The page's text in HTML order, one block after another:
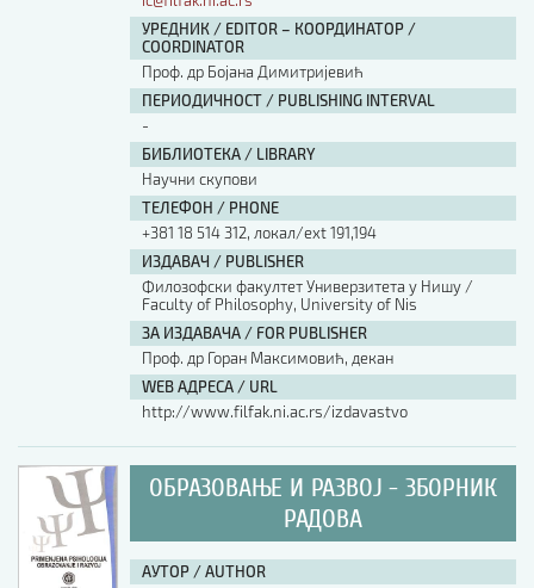
УРЕДНИК / EDITOR – КООРДИНАТОР /
COORDINATOR
Проф. др Бојана Димитријевић
ПЕРИОДИЧНОСТ / PUBLISHING INTERVAL
-
БИБЛИОТЕКА / LIBRARY
Научни скупови
ТЕЛЕФОН / PHONE
+381 18 514 312, локал/ext 191,194
ИЗДАВАЧ / PUBLISHER
Филозофски факултет Универзитета у Нишу /
Faculty of Philosophy, University of Nis
ЗА ИЗДАВАЧА / FOR PUBLISHER
Проф. др Горан Максимовић, декан
WEB АДРЕСА / URL
http://www.filfak.ni.ac.rs/izdavastvo
ОБРАЗОВАЊЕ И РАЗВОЈ - ЗБОРНИК
РАДОВА
АУТОР / AUTHOR